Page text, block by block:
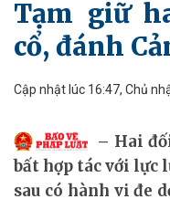
Tạm giữ
cổ, đánh
Cập nhật lúc 16:47, Chủ
Hai
bất hợp tác với lực
sau có hành vi đe